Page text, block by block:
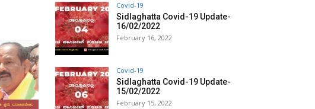
Covid-19
Sidlaghatta Covid-19 Update-
16/02/2022
February 16, 2022
Covid-19
Sidlaghatta Covid-19 Update-
15/02/2022
February 15, 2022